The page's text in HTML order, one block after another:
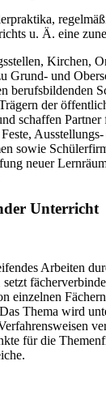
u. Ä. eine
Kirchen,
Grund- und
berufsbildenden
der
schaffen
Ausstellungs-
sowie
neuer
Unterricht
Arbeiten
einzelnen
Thema wird
für die